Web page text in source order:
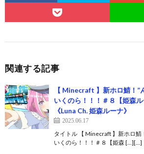
関連する記事
【 Minecraft 】新ホロ鯖！”
いくのら！！！＃８【姫森ル
《Luna Ch. 姫森ルーナ》
2025.06.17
タイトル 【 Minecraft 】新ホロ鯖
いくのら！！！＃８【姫森 […][…]